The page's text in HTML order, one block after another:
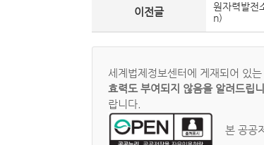
이전글
원자력발
n)
세계법제정보센터에 게재되어 있
효력도 부여되지 않음을 알려드립
랍니다.
본 공공